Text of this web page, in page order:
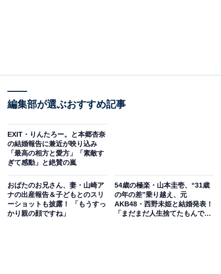
編集部が選ぶおすすめ記事
EXIT・りんたろー。と本郷杏奈
の結婚報告に兼近が映り込み
「最高の相方と愛方」「素敵す
ぎて感動」と絶賛の嵐
おばたのお兄さん、妻・山崎ア
ナの出産報告＆子どもとのスリ
ーショットも披露！ 「もうすっ
かり親の顔ですね」
54歳の極楽・山本圭壱、“31歳
の年の差”乗り越え、元
AKB48・西野未姫と結婚発表！
「まだまだ人生捨てたもんでは